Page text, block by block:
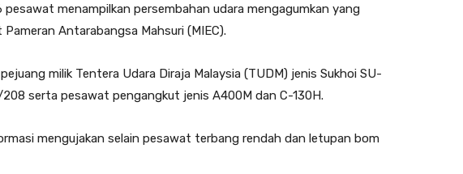
menampilkan persembahan udara mengagumkan yang
Antarabangsa Mahsuri (MIEC).
milik Tentera Udara Diraja Malaysia (TUDM) jenis Sukhoi SU-
serta pesawat pengangkut jenis A400M dan C-130H.
mengujakan selain pesawat terbang rendah dan letupan bom